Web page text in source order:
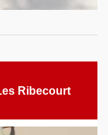
Ribecourt